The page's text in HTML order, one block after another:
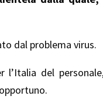
dal problema virus.
del